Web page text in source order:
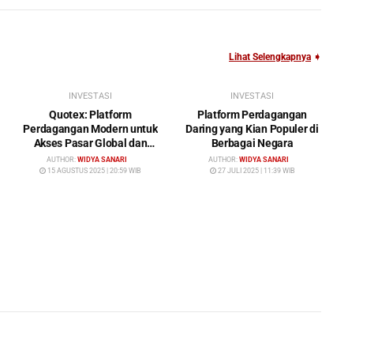
Lihat Selengkapnya ➧
INVESTASI
Quotex: Platform
Perdagangan Modern untuk
Akses Pasar Global dan
Investasi Cerdas
AUTHOR: WIDYA SANARI
15 AGUSTUS 2025 | 20:59 WIB
INVESTASI
Platform Perdagangan
Daring yang Kian Populer di
Berbagai Negara
AUTHOR: WIDYA SANARI
27 JULI 2025 | 11:39 WIB